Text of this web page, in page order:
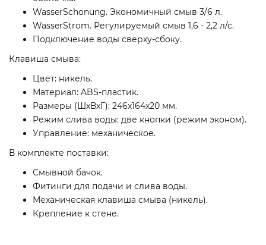
WasserSchonung. Экономичный смыв 3/6 л.
WasserStrom. Регулируемый смыв 1,6 - 2,2 л/с.
Подключение воды сверху-сбоку.
Клавиша смыва:
Цвет: никель.
Материал: ABS-пластик.
Размеры (ШхВхГ): 246х164х20 мм.
Режим слива воды: две кнопки (режим эконом).
Управление: механическое.
В комплекте поставки:
Смывной бачок.
Фитинги для подачи и слива воды.
Механическая клавиша смыва (никель).
Крепление к стене.